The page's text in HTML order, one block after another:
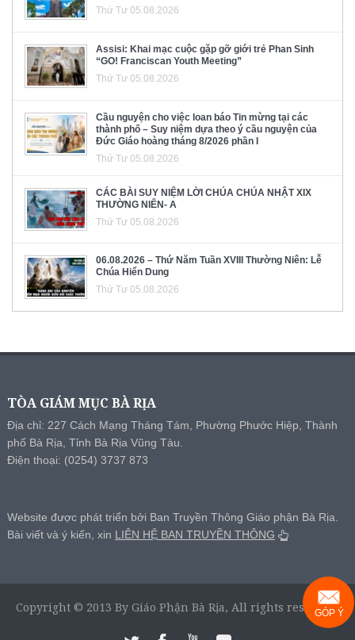
Thứ Tư 05.08.2026
Assisi: Khai mạc cuộc gặp gỡ giới trẻ Phan Sinh
“GO! Franciscan Youth Meeting”
Thứ Tư 05.08.2026
Cầu nguyện cho việc loan báo Tin mừng tại các
thành phố – Suy niệm dựa theo ý cầu nguyện của
Đức Giáo hoàng tháng 8/2026 phần I
Thứ Tư 05.08.2026
CÁC BÀI SUY NIỆM LỜI CHÚA CHÚA NHẬT XIX
THƯỜNG NIÊN- A
Thứ Tư 05.08.2026
06.08.2026 – Thứ Năm Tuần XVIII Thường Niên: Lễ
Chúa Hiển Dung
Thứ Tư 05.08.2026
TÒA GIÁM MỤC BÀ RỊA
Địa chỉ: 227 Cách Mạng Tháng Tám, Phường Phước Hiệp, Thành
phố Bà Rịa, Tỉnh Bà Rịa Vũng Tàu.
Điện thoại: (0254) 3737 873
Website được phát triển bởi Ban Truyền Thông Giáo phận Bà Rịa.
Bài viết và ý kiến, xin LIÊN HỆ BAN TRUYỀN THÔNG
Copyright © 2013 By Giáo Phận Bà Rịa, All rights reserved.
GÓP Ý